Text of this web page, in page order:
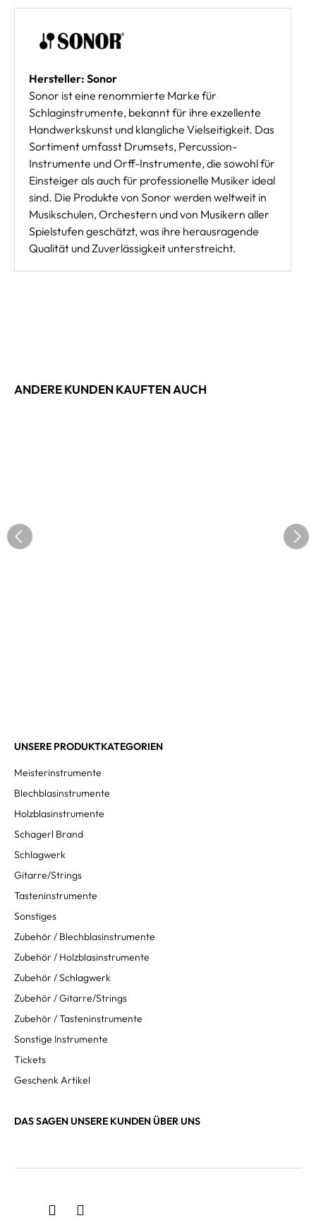
Hersteller: Sonor
Sonor ist eine renommierte Marke für
Schlaginstrumente, bekannt für ihre exzellente
Handwerkskunst und klangliche Vielseitigkeit. Das
Sortiment umfasst Drumsets, Percussion-
Instrumente und Orff-Instrumente, die sowohl für
Einsteiger als auch für professionelle Musiker ideal
sind. Die Produkte von Sonor werden weltweit in
Musikschulen, Orchestern und von Musikern aller
Spielstufen geschätzt, was ihre herausragende
Qualität und Zuverlässigkeit unterstreicht.
ANDERE KUNDEN KAUFTEN AUCH
UNSERE PRODUKTKATEGORIEN
Meisterinstrumente
Blechblasinstrumente
Holzblasinstrumente
Schagerl Brand
Schlagwerk
Gitarre/Strings
Tasteninstrumente
Sonstiges
Zubehör / Blechblasinstrumente
Zubehör / Holzblasinstrumente
Zubehör / Schlagwerk
Zubehör / Gitarre/Strings
Zubehör / Tasteninstrumente
Sonstige Instrumente
Tickets
Geschenk Artikel
DAS SAGEN UNSERE KUNDEN ÜBER UNS